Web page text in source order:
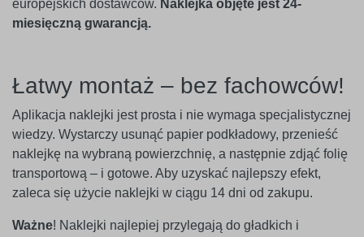
europejskich dostawców. Naklejka objęte jest 24-
miesięczną gwarancją.
Łatwy montaż – bez fachowców!
Aplikacja naklejki jest prosta i nie wymaga specjalistycznej
wiedzy. Wystarczy usunąć papier podkładowy, przenieść
naklejkę na wybraną powierzchnię, a następnie zdjąć folię
transportową – i gotowe. Aby uzyskać najlepszy efekt,
zaleca się użycie naklejki w ciągu 14 dni od zakupu.
Ważne! Naklejki najlepiej przylegają do gładkich i